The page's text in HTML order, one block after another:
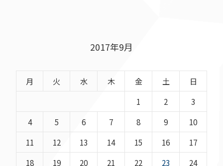
2017年9月
月 火 水 木 金 土
日
1
2
3
4
5 6 7 8 9
10
11
12 13 14 15 16
17
18
19 20 21 22 23 24